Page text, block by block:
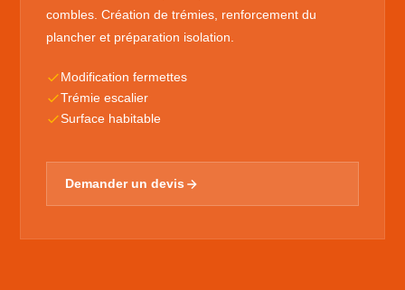
combles. Création de trémies, renforcement du
plancher et préparation isolation.
Modification fermettes
Trémie escalier
Surface habitable
Demander un devis